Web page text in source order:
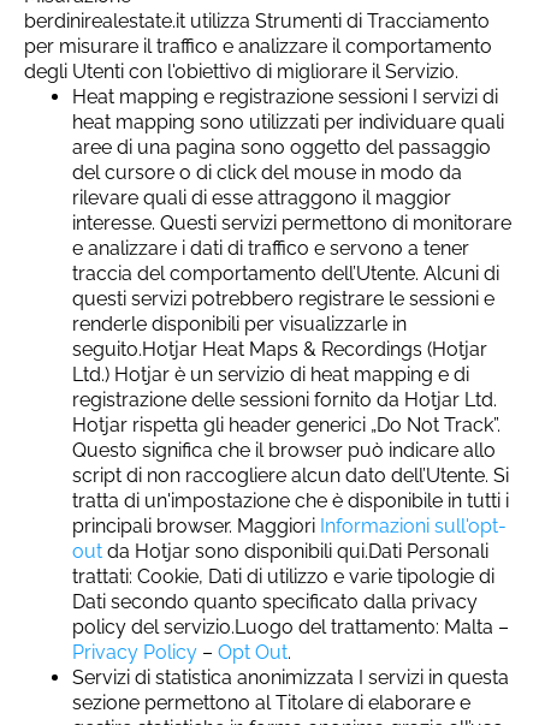
berdinirealestate.it utilizza Strumenti di Tracciamento
per misurare il traffico e analizzare il comportamento
degli Utenti con l'obiettivo di migliorare il Servizio.
Heat mapping e registrazione sessioni I servizi di
heat mapping sono utilizzati per individuare quali
aree di una pagina sono oggetto del passaggio
del cursore o di click del mouse in modo da
rilevare quali di esse attraggono il maggior
interesse. Questi servizi permettono di monitorare
e analizzare i dati di traffico e servono a tener
traccia del comportamento dell’Utente. Alcuni di
questi servizi potrebbero registrare le sessioni e
renderle disponibili per visualizzarle in
seguito.Hotjar Heat Maps & Recordings (Hotjar
Ltd.) Hotjar è un servizio di heat mapping e di
registrazione delle sessioni fornito da Hotjar Ltd.
Hotjar rispetta gli header generici „Do Not Track”.
Questo significa che il browser può indicare allo
script di non raccogliere alcun dato dell’Utente. Si
tratta di un'impostazione che è disponibile in tutti i
principali browser. Maggiori Informazioni sull'opt-
out da Hotjar sono disponibili qui.Dati Personali
trattati: Cookie, Dati di utilizzo e varie tipologie di
Dati secondo quanto specificato dalla privacy
policy del servizio.Luogo del trattamento: Malta –
Privacy Policy – Opt Out.
Servizi di statistica anonimizzata I servizi in questa
sezione permettono al Titolare di elaborare e